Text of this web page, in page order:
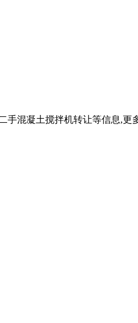
混凝土搅拌机转让等信息,更